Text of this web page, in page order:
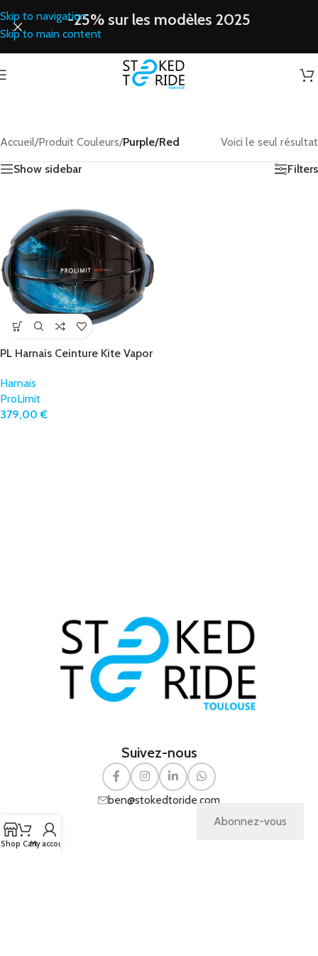
Skip to navigation
Skip to main content
-25% sur les modèles 2025
Accueil/Produit Couleurs/Purple/Red
Voici le seul résultat
Show sidebar
Filters
PL Harnais Ceinture Kite Vapor
Harnais
ProLimit
379,00€
Suivez-nous
ben@stokedtoride.com
Shop CartMy account
Abonnez-vous